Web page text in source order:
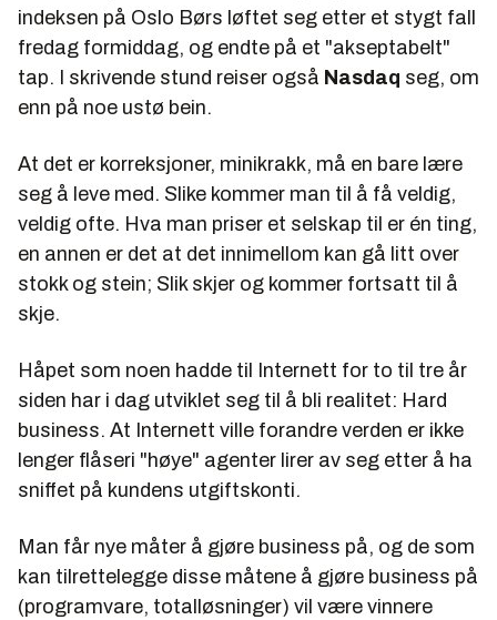
indeksen på Oslo Børs løftet seg etter et stygt fall
fredag formiddag, og endte på et "akseptabelt"
tap. I skrivende stund reiser også Nasdaq seg, om
enn på noe ustø bein.
At det er korreksjoner, minikrakk, må en bare lære
seg å leve med. Slike kommer man til å få veldig,
veldig ofte. Hva man priser et selskap til er én ting,
en annen er det at det innimellom kan gå litt over
stokk og stein; Slik skjer og kommer fortsatt til å
skje.
Håpet som noen hadde til Internett for to til tre år
siden har i dag utviklet seg til å bli realitet: Hard
business. At Internett ville forandre verden er ikke
lenger flåseri "høye" agenter lirer av seg etter å ha
sniffet på kundens utgiftskonti.
Man får nye måter å gjøre business på, og de som
kan tilrettelegge disse måtene å gjøre business på
(programvare, totalløsninger) vil være vinnere